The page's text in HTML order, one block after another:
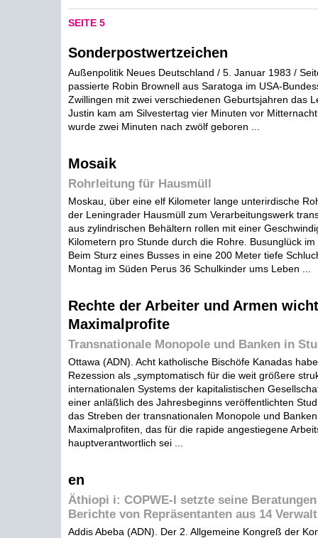
SEITE 5
Sonderpostwertzeichen
Außenpolitik Neues Deutschland / 5. Januar 1983 /
passierte Robin Brownell aus Saratoga im USA-
Zwillingen mit zwei verschiedenen Geburtsjahren das
Justin kam am Silvestertag vier Minuten vor
wurde zwei Minuten nach zwölf geboren ...
Mosaik
Rohrleitung für Hausmüll
Moskau, über eine elf Kilometer lange unterirdische
der Leningrader Hausmüll zum Verarbeitungswerk
aus zylindrischen Behältern rollen mit einer
Kilometern pro Stunde durch die Rohre. Busunglück
Beim Sturz eines Busses in eine 200 Meter tiefe
Montag im Süden Perus 36 Schulkinder ums Leben ...
Rechte der Arbeiter und Armen
Maximalprofite
Transnationale Monopole und Banken in
Ottawa (ADN). Acht katholische Bischöfe Kanadas
Rezession als „symptomatisch für die weit größere
internationalen Systems der kapitalistischen
einer anläßlich des Jahresbeginns veröffentlichten
das Streben der transnationalen Monopole und
Maximalprofiten, das für die rapide angestiegene
hauptverantwortlich sei ...
en
Äthiopi i: COPWE-I setzte seine
Berichte von Repräsentanten aus 14
Addis Abeba (ADN). Der 2. Allgemeine Kongreß der